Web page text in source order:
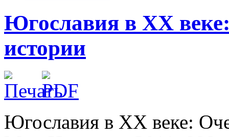
Югославия в XX
истории
Югославия в XX веке: